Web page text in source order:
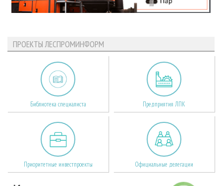
ПРОЕКТЫ ЛЕСПРОМИНФОРМ
Библиотека специалиста Предприятия ЛПК
Приоритетные инвестпроекты Официальные делегации